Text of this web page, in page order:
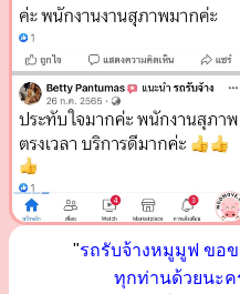
"รถรับจ้างหมูมูฟ ขอ
ทุกท่านด้วยนะค